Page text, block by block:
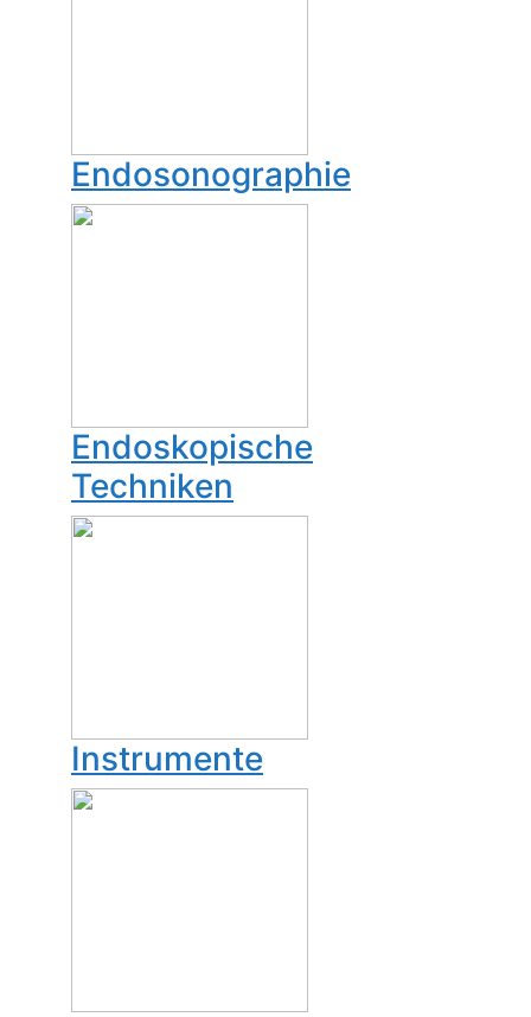
Endosonographie
Endoskopische
Techniken
Instrumente